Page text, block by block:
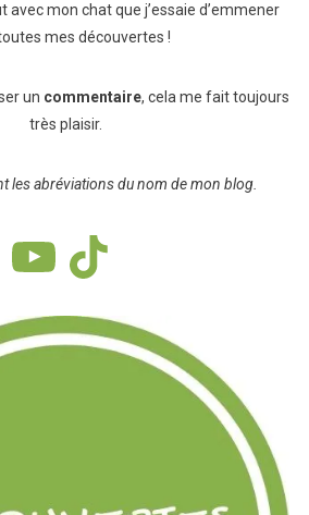
avec mon chat que j’essaie d’emmener
mes découvertes !
un commentaire, cela me fait toujours
très plaisir.
les abréviations du nom de mon blog.
TikTok